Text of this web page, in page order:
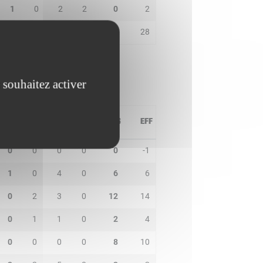
1 0 2 2 0 2
28
PTS EFF
0 0 0 0 0 -1
1 0 4 0 6 6
0 2 3 0 12 14
0 1 1 0 2 4
0 0 0 0 8 10
activer